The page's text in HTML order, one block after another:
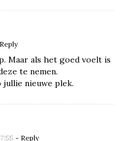
Maar als het goed voelt is
te nemen.
nieuwe plek.
- Reply